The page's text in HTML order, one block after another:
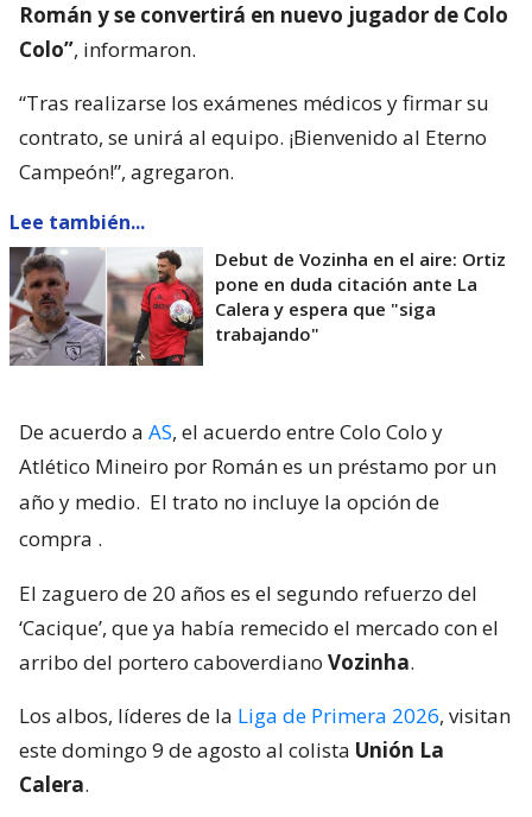
Román y se convertirá en nuevo jugador de Colo
Colo”, informaron.
“Tras realizarse los exámenes médicos y firmar su
contrato, se unirá al equipo. ¡Bienvenido al Eterno
Campeón!”, agregaron.
Lee también...
Debut de Vozinha en el aire: Ortiz
pone en duda citación ante La
Calera y espera que "siga
trabajando"
De acuerdo a AS, el acuerdo entre Colo Colo y
Atlético Mineiro por Román es un préstamo por un
año y medio. El trato no incluye la opción de
compra .
El zaguero de 20 años es el segundo refuerzo del
‘Cacique’, que ya había remecido el mercado con el
arribo del portero caboverdiano Vozinha.
Los albos, líderes de la Liga de Primera 2026, visitan
este domingo 9 de agosto al colista Unión La
Calera.